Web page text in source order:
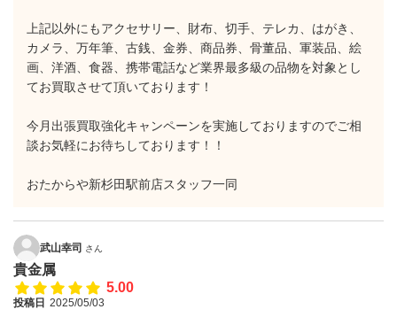
上記以外にもアクセサリー、財布、切手、テレカ、はがき、
カメラ、万年筆、古銭、金券、商品券、骨董品、軍装品、絵
画、洋酒、食器、携帯電話など業界最多級の品物を対象とし
てお買取させて頂いております！
今月出張買取強化キャンペーンを実施しておりますのでご相
談お気軽にお待ちしております！！
おたからや新杉田駅前店スタッフ一同
武山幸司 さん
貴金属
5.00
投稿日 2025/05/03